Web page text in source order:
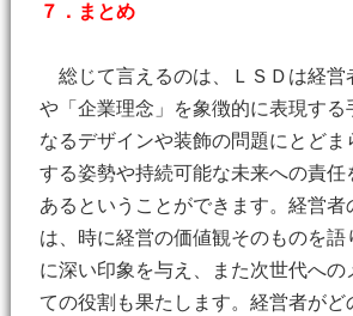
７．まとめ
総じて言えるのは、ＬＳＤは経営
や「企業理念」を象徴的に表現する
なるデザインや装飾の問題にとどま
する姿勢や持続可能な未来への責任
あるということができます。経営者
は、時に経営の価値観そのものを語
に深い印象を与え、また次世代への
ての役割も果たします。経営者がど